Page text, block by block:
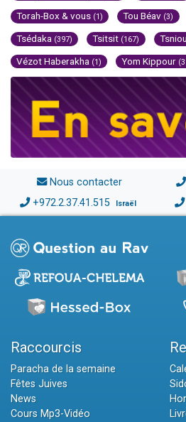
Torah-Box & vous (1) Tou Béav (3)
Tsédaka (397) Tsitsit (167)
Vézot Haberakha (1) Yom Kippour
Nous contacter
+972.2.37.41.515 Israël
Raccourcis
Paracha de la semaine
Fêtes Juives
News
Cours Mp3-Vidéo